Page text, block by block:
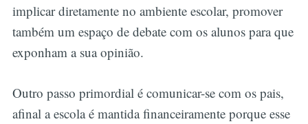
implicar diretamente no ambiente escolar, promover
também um espaço de debate com os alunos para que
exponham a sua opinião.
Outro passo primordial é comunicar-se com os pais,
afinal a escola é mantida financeiramente porque esse